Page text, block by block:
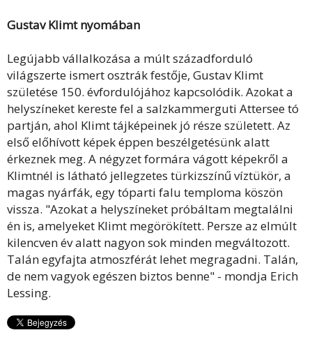
Gustav Klimt nyomában
Legújabb vállalkozása a múlt századforduló
világszerte ismert osztrák festője, Gustav Klimt
születése 150. évfordulójához kapcsolódik. Azokat a
helyszíneket kereste fel a salzkammerguti Attersee tó
partján, ahol Klimt tájképeinek jó része született. Az
első előhívott képek éppen beszélgetésünk alatt
érkeznek meg. A négyzet formára vágott képekről a
Klimtnél is látható jellegzetes türkizszínű víztükör, a
magas nyárfák, egy tóparti falu temploma köszön
vissza. "Azokat a helyszíneket próbáltam megtalálni
én is, amelyeket Klimt megörökített. Persze az elmúlt
kilencven év alatt nagyon sok minden megváltozott.
Talán egyfajta atmoszférát lehet megragadni. Talán,
de nem vagyok egészen biztos benne" - mondja Erich
Lessing.